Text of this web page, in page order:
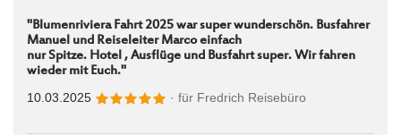
"Blumenriviera Fahrt 2025 war super wunderschön. Busfahrer
Manuel und Reiseleiter Marco einfach
nur Spitze. Hotel , Ausflüge und Busfahrt super. Wir fahren
wieder mit Euch."
10.03.2025 · für Fredrich Reisebüro